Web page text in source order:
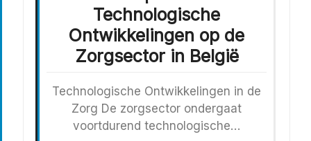
Technologische
Ontwikkelingen op de
Zorgsector in België
Technologische Ontwikkelingen in de
Zorg De zorgsector ondergaat
voortdurend technologische…